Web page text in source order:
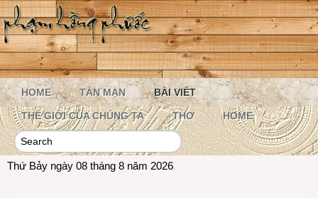
HOME TẢN MẠN BÀI VIẾT
THẾ GIỚI CỦA CHÚNG TA THƠ HOME
Thứ Bảy ngày 08 tháng 8 năm 2026